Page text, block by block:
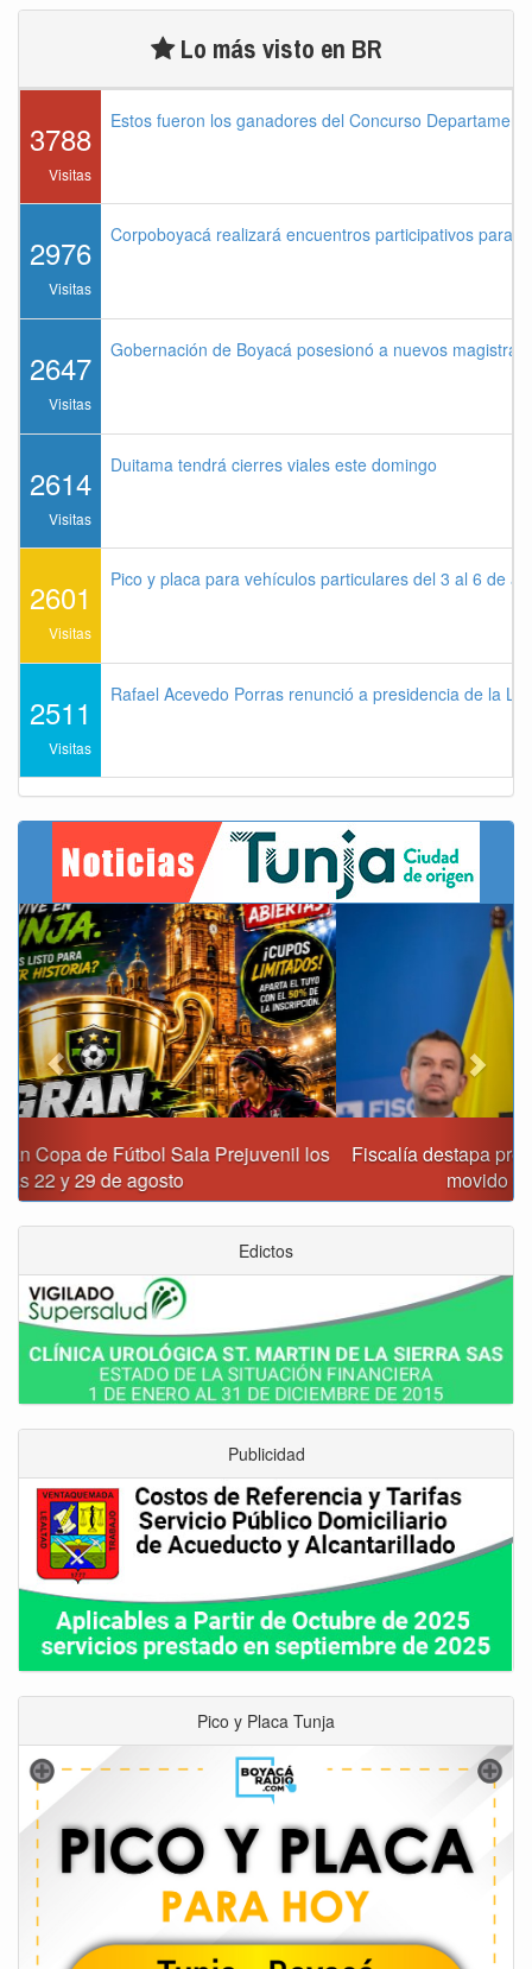
Lo más visto en BR
3788
Visitas
Estos fueron los ganadores del Concurso
2976
Visitas
Corpoboyacá realizará encuentros participativos para
2647
Visitas
Gobernación de Boyacá posesionó a nuevos
2614
Visitas
Duitama tendrá cierres viales este domingo
2601
Visitas
Pico y placa para vehículos particulares del 3 al 6 de
2511
Visitas
Rafael Acevedo Porras renunció a presidencia de la
Fiscalía destapa presunta red de corrupción que habría
movido $3,1 billones en regalías
Previous Next
Edictos
Publicidad
Pico y Placa Tunja